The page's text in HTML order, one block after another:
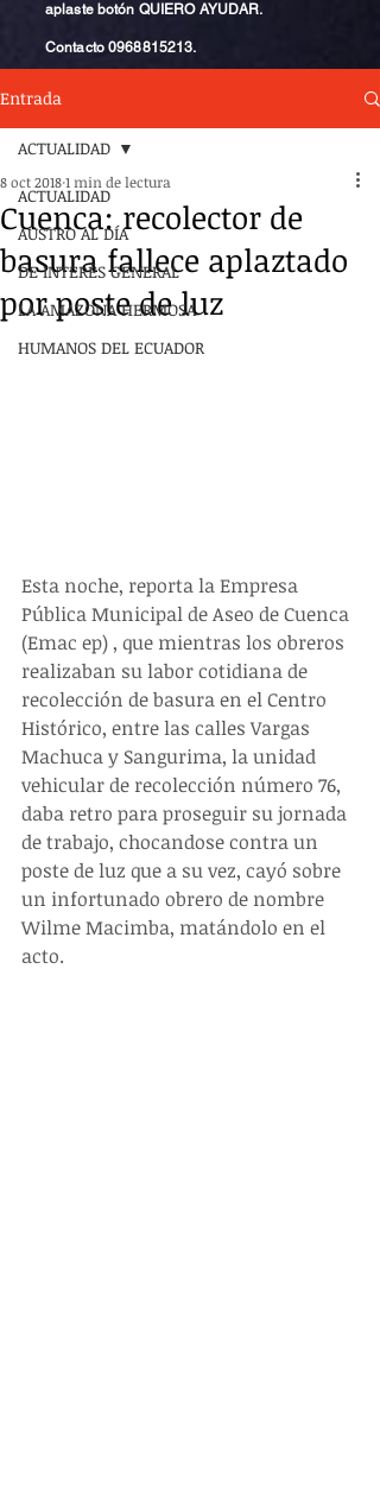
aplaste botón QUIERO AYUDAR.
Contacto0968815213.
Entrada
ACTUALIDAD
AUSTRO AL DÍA
DE INTERÉS GENERAL
LA AMAZONA HERMOSA
HUMANOS DEL ECUADOR
ACTUALIDAD
Cuenca: recolector de
basura fallece aplaztado
por poste de luz
8 oct 20181 min de lectura
Esta noche, reporta la Empresa
Pública Municipal de Aseo de Cuenca
(Emac ep) , que mientras los obreros
realizaban su labor cotidiana de
recolección de basura en el Centro
Histórico, entre las calles Vargas
Machuca y Sangurima, la unidad
vehicular de recolección número 76,
daba retro para proseguir su jornada
de trabajo, chocandose contra un
poste de luz que a su vez, cayó sobre
un infortunado obrero de nombre
Wilme Macimba, matándolo en el
acto.